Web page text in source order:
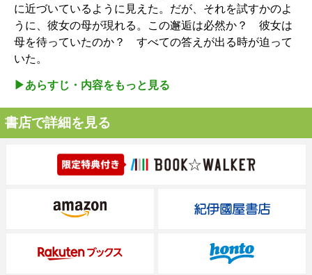
に近づいているように見えた。だが、それを試すかのよ
うに、彼女の母が現れる。この邂逅は必然か？ 彼女は
母を待っていたのか？ すべての答えが出る時が迫って
いた。
▶︎あらすじ・内容をもっと見る
書店で詳細を見る